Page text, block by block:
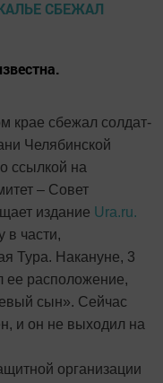
крае сбежал солдат-
Челябинской
ссылкой на
– Совет
издание Ura.ru.
в части,
Тура. Накануне, 3
ее расположение,
сын». Сейчас
и он не выходил на
организации